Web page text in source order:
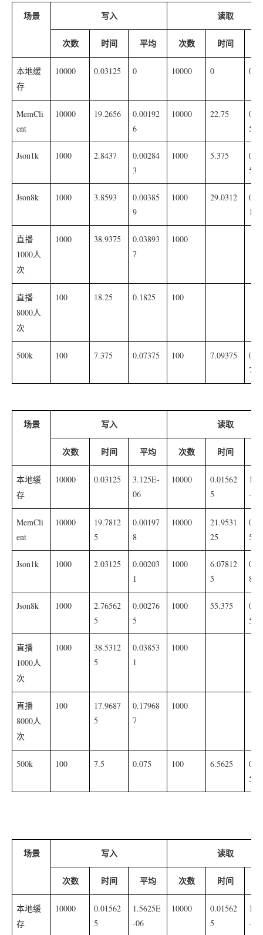
场景 写入 读取
次数 时间 平均 次数 时间
本地缓
存
10000 0.03125 0 10000 0 0
MemCli
ent
10000 19.2656
0.00192
6
10000 22.75
5
Json1k 1000 2.8437
0.00284
3
1000 5.375
5
Json8k 1000 3.8593
0.00385
9
1000 29.0312
1
直播
1000人
次
1000 38.9375
0.03893
7
1000
直播
8000人
次
100 18.25 0.1825 100
500k 100 7.375 0.07375 100 7.09375
7
场景 写入 读取
次数 时间 平均 次数 时间
本地缓
存
10000 0.03125
3.125E-
06
10000
0.01562
5
-06
MemCli
ent
10000
19.7812
5
0.00197
8
10000
21.9531
25
5
Json1k 1000 2.03125
0.00203
1
1000
6.07812
5
8
Json8k 1000
2.76562
5
0.00276
5
1000 55.375
5
直播
1000人
次
1000
38.5312
5
0.03853
1
1000
直播
8000人
次
100
17.9687
5
0.17968
7
1000
500k 100 7.5 0.075 100 6.5625
5
场景 写入 读取
次数 时间 平均 次数 时间
本地缓
存
10000
0.01562
5
1.5625E
-06
10000
0.01562
5
-06